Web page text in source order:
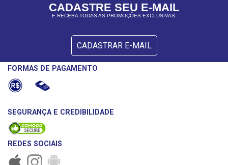
CADASTRE SEU E-MAIL
E RECEBA TODAS AS PROMOÇÕES EXCLUSIVAS.
CADASTRAR E-MAIL
FORMAS DE PAGAMENTO
SEGURANÇA E CREDIBILIDADE
REDES SOCIAIS